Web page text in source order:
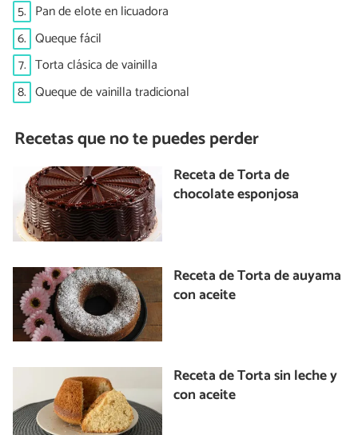
5. Pan de elote en licuadora
6. Queque fácil
7. Torta clásica de vainilla
8. Queque de vainilla tradicional
Recetas que no te puedes perder
Receta de Torta de
chocolate esponjosa
Receta de Torta de auyama
con aceite
Receta de Torta sin leche y
con aceite